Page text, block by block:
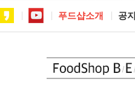
푸드샵소개 공